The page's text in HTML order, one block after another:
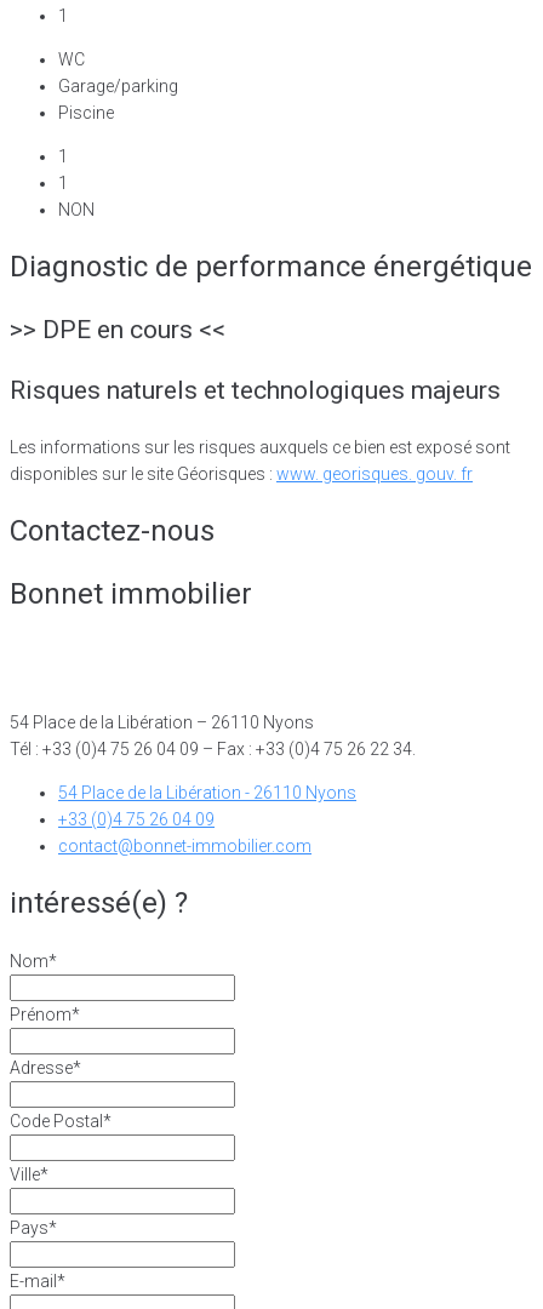
1
WC
Garage/parking
Piscine
1
1
NON
Diagnostic de performance énergétique
>> DPE en cours <<
Risques naturels et technologiques majeurs
Les informations sur les risques auxquels ce bien est exposé sont
disponibles sur le site Géorisques : www. georisques. gouv. fr
Contactez-nous
Bonnet immobilier
54 Place de la Libération – 26110 Nyons
Tél : +33 (0)4 75 26 04 09 – Fax : +33 (0)4 75 26 22 34.
54 Place de la Libération - 26110 Nyons
+33 (0)4 75 26 04 09
contact@bonnet-immobilier.com
intéressé(e) ?
Nom*
Prénom*
Adresse*
Code Postal *
Ville*
Pays*
E-mail *